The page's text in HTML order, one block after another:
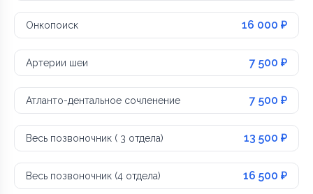
Онкопоиск 16 000 ₽
Артерии шеи 7 500 ₽
Атланто-дентальное сочленение 7 500 ₽
Весь позвоночник ( 3 отдела) 13 500 ₽
Весь позвоночник (4 отдела) 16 500 ₽